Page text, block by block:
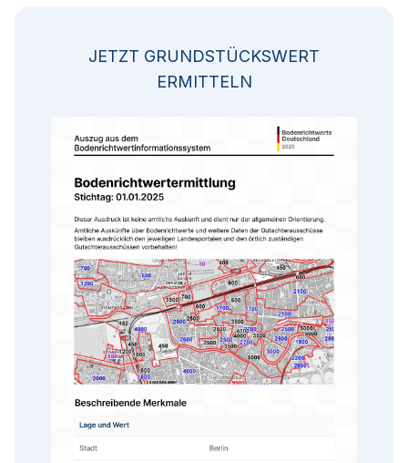
JETZT GRUNDSTÜCKSWERT
ERMITTELN